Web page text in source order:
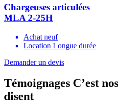
Chargeuses articulées
MLA 2-25H
Achat neuf
Location Longue durée
Demander un devis
Témoignages C’est
disent